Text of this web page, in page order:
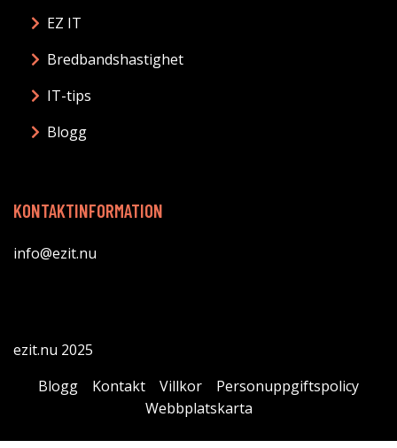
EZ IT
Bredbandshastighet
IT-tips
Blogg
KONTAKTINFORMATION
info@ezit.nu
ezit.nu 2025
Blogg
Kontakt Villkor
Personuppgiftspolicy
Webbplatskarta